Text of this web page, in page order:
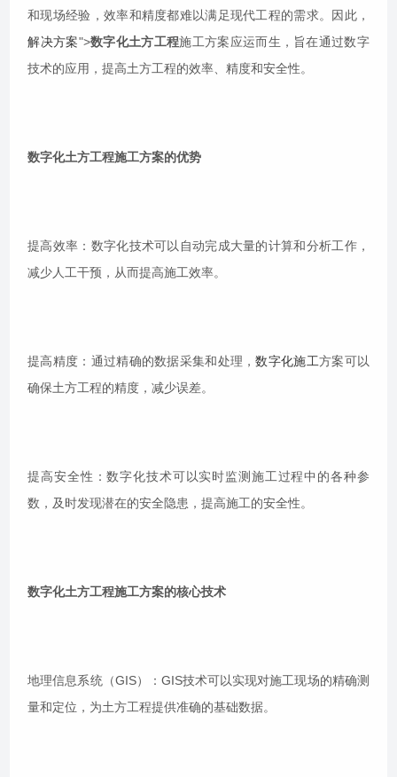
和现场经验，效率和精度都难以满足现代工程的需求。因此，
解决方案">数字化土方工程施工方案应运而生，旨在通过数字
技术的应用，提高土方工程的效率、精度和安全性。
数字化土方工程施工方案的优势
提高效率：数字化技术可以自动完成大量的计算和分析工作，
减少人工干预，从而提高施工效率。
提高精度：通过精确的数据采集和处理，数字化施工方案可以
确保土方工程的精度，减少误差。
提高安全性：数字化技术可以实时监测施工过程中的各种参
数，及时发现潜在的安全隐患，提高施工的安全性。
数字化土方工程施工方案的核心技术
地理信息系统（GIS）：GIS技术可以实现对施工现场的精确测
量和定位，为土方工程提供准确的基础数据。